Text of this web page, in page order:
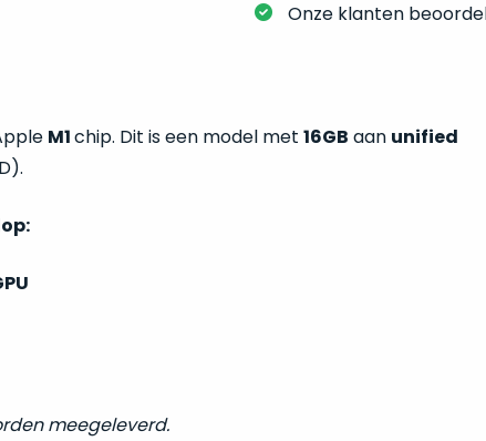
Onze klanten
M1chip. Dit is een model met 16GB aan unified
meegeleverd.